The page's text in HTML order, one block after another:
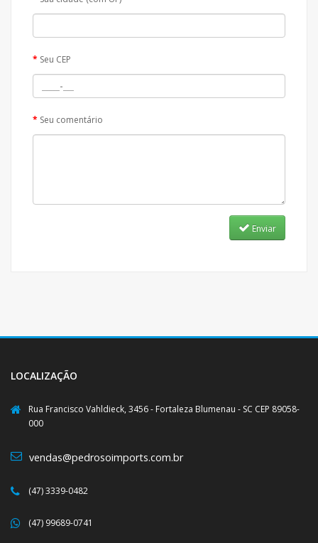
Seu CEP
Seu comentário
Enviar
LOCALIZAÇÃO
Rua Francisco Vahldieck, 3456 - Fortaleza Blumenau - SC CEP 89058-
000
vendas@pedrosoimports.com.br
(47) 3339-0482
(47) 99689-0741